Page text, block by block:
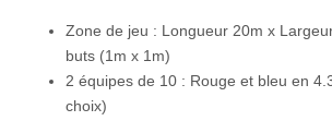
Zone de jeu : Longueur 20m x
buts (1m x 1m)
2 équipes de 10 : Rouge et bleu en
choix)